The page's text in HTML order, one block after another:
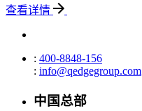
查看详情
: 400-8848-156
: info@qedgegroup.com
中国总部